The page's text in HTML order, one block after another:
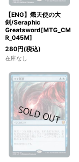
【ENG】熾天使の大
剣/Seraphic
Greatsword[MTG_CM
R_045M]
280円(税込)
在庫なし